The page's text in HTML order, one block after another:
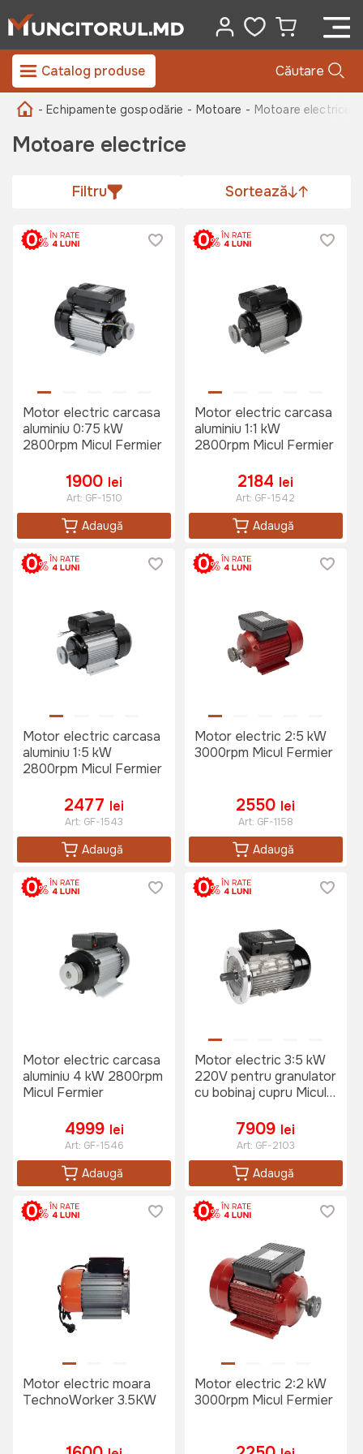
Catalog produse Căutare
- Echipamente gospodărie - Motoare - Motoare electrice
Motoare electrice
Filtru Sortează
Motor electric carcasa
aluminiu 0:75 kW
2800rpm Micul Fermier
1900 lei
Art: GF-1510
Adaugă
Motor electric carcasa
aluminiu 1:1 kW
2800rpm Micul Fermier
2184 lei
Art: GF-1542
Adaugă
Motor electric carcasa
aluminiu 1:5 kW
2800rpm Micul Fermier
2477 lei
Art: GF-1543
Adaugă
Motor electric 2:5 kW
3000rpm Micul Fermier
2550 lei
Art: GF-1158
Adaugă
Motor electric carcasa
aluminiu 4 kW 2800rpm
Micul Fermier
4999 lei
Art: GF-1546
Adaugă
Motor electric 3:5 kW
220V pentru granulator
cu bobinaj cupru Micul
7909 lei
Art: GF-2103
Adaugă
Motor electric moara
TechnoWorker 3.5KW
Motor electric 2:2 kW
3000rpm Micul Fermier